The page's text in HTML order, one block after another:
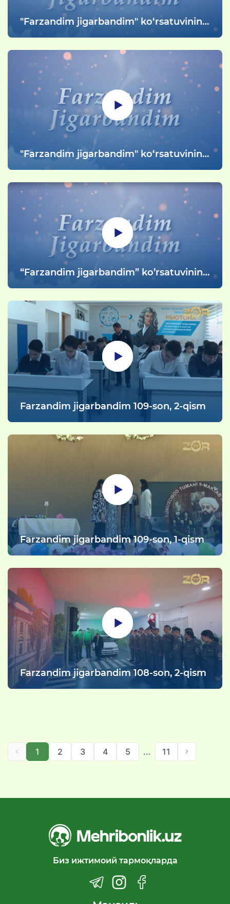
"Farzandim jigarbandim" ko‘rsatuvining
111-soni Uchtepa tumanidagi 287-sonli
gvardiyachilar" sinfi faoliyati haqida
"Farzandim jigarbandim" ko‘rsatuvining
gvardiyachilar" sinfi faoliyati haqida (3-
qism)
“Farzandim jigarbandim” ko’rsatuvining
110-soni poytaxtimizdagi 30-sonli
Farzandim jigarbandim 109-son, 2-qism
Farzandim jigarbandim 109-son, 1-qism
Farzandim jigarbandim 108-son, 2-qism
1 2 3 4 5 ... 11
Биз ижтимоий тармоқларда